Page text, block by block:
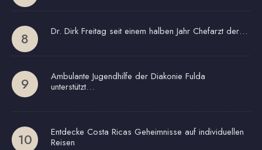
Dr. Dirk Freitag seit einem halben Jahr Chefarzt der…
Ambulante Jugendhilfe der Diakonie Fulda
unterstützt…
Entdecke Costa Ricas Geheimnisse auf individuellen
Reisen